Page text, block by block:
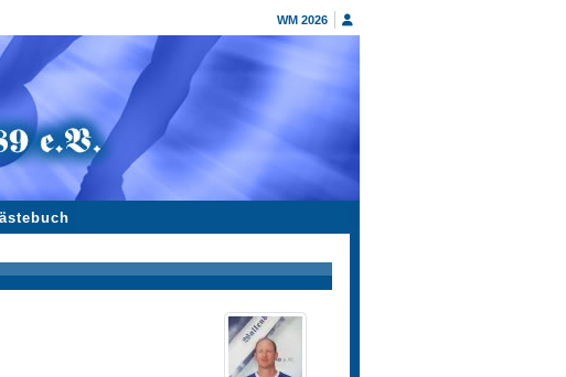
WM 2026